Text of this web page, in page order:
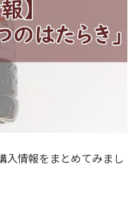
入情報をまとめてみまし